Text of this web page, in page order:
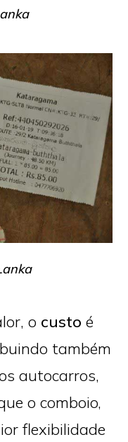
o custo é
também
autocarros,
o comboio,
flexibilidade